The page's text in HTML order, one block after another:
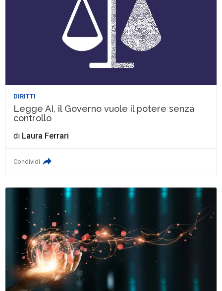
DIRITTI
Legge AI, il Governo vuole il potere senza
controllo
di Laura Ferrari
Condividi